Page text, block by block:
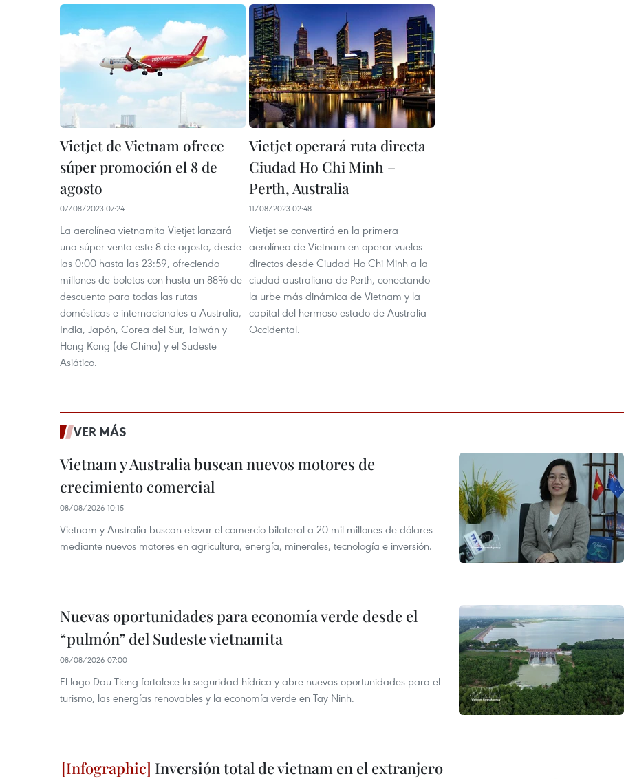
Vietjet de Vietnam ofrece
súper promoción el 8 de
agosto
07/08/2023 07:24
La aerolínea vietnamita Vietjet lanzará
una súper venta este 8 de agosto, desde
las 0:00 hasta las 23:59, ofreciendo
millones de boletos con hasta un 88% de
descuento para todas las rutas
domésticas e internacionales a Australia,
India, Japón, Corea del Sur, Taiwán y
Hong Kong (de China) y el Sudeste
Asiático.
Vietjet operará ruta directa
Ciudad Ho Chi Minh –
Perth, Australia
11/08/2023 02:48
Vietjet se convertirá en la primera
aerolínea de Vietnam en operar vuelos
directos desde Ciudad Ho Chi Minh a la
ciudad australiana de Perth, conectando
la urbe más dinámica de Vietnam y la
capital del hermoso estado de Australia
Occidental.
VER MÁS
Vietnam y Australia buscan nuevos motores de
crecimiento comercial
08/08/2026 10:15
Vietnam y Australia buscan elevar el comercio bilateral a 20 mil millones de dólares
mediante nuevos motores en agricultura, energía, minerales, tecnología e inversión.
Nuevas oportunidades para economía verde desde el
“pulmón” del Sudeste vietnamita
08/08/2026 07:00
El lago Dau Tieng fortalece la seguridad hídrica y abre nuevas oportunidades para el
turismo, las energías renovables y la economía verde en Tay Ninh.
Inversión total de vietnam en el extranjero